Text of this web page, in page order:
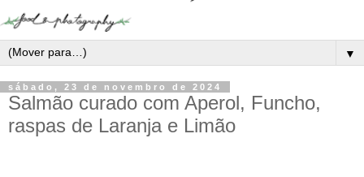
▼
sábado, 23 de novembro de 2024
Salmão curado com Aperol, Funcho,
raspas de Laranja e Limão